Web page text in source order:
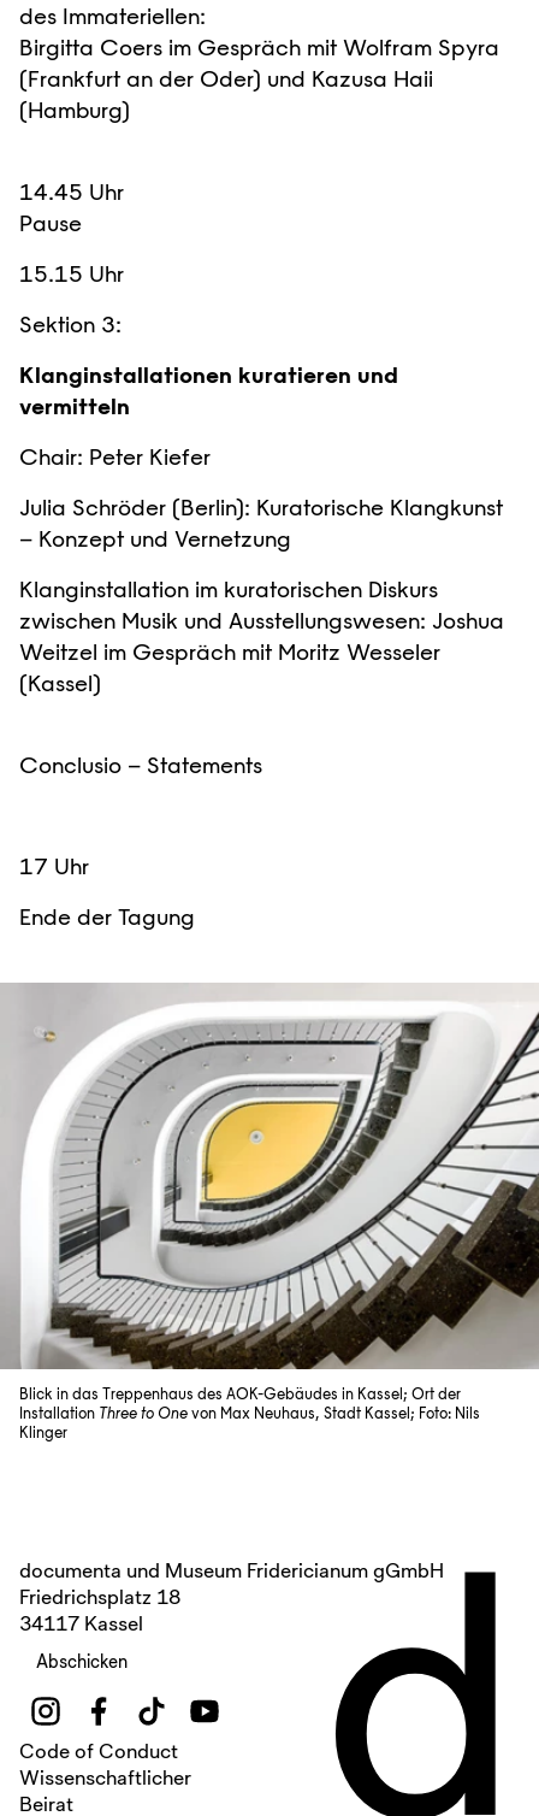
des Immateriellen:
Birgitta Coers im Gespräch mit Wolfram Spyra
(Frankfurt an der Oder) und Kazusa Haii
(Hamburg)
14.45 Uhr
Pause
15.15 Uhr
Sektion 3:
Klanginstallationen kuratieren und
vermitteln
Chair: Peter Kiefer
Julia Schröder (Berlin): Kuratorische Klangkunst
– Konzept und Vernetzung
Klanginstallation im kuratorischen Diskurs
zwischen Musik und Ausstellungswesen: Joshua
Weitzel im Gespräch mit Moritz Wesseler
(Kassel)
Conclusio – Statements
17 Uhr
Ende der Tagung
Blick in das Treppenhaus des AOK-Gebäudes in Kassel; Ort der
Installation Three to Onevon Max Neuhaus, Stadt Kassel; Foto: Nils
Klinger
documenta und Museum Fridericianum gGmbH
Friedrichsplatz 18
34117 Kassel
Abschicken
Code of Conduct
Wissenschaftlicher
Beirat
d